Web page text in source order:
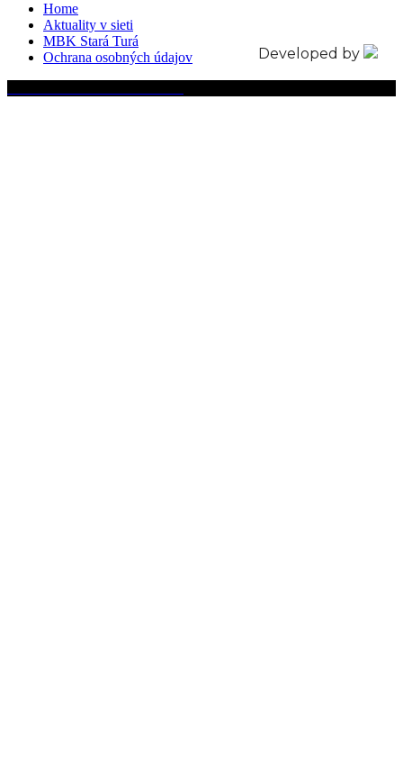
Home
Aktuality v sieti
MBK Stará Turá
Ochrana osobných údajov
Developed by